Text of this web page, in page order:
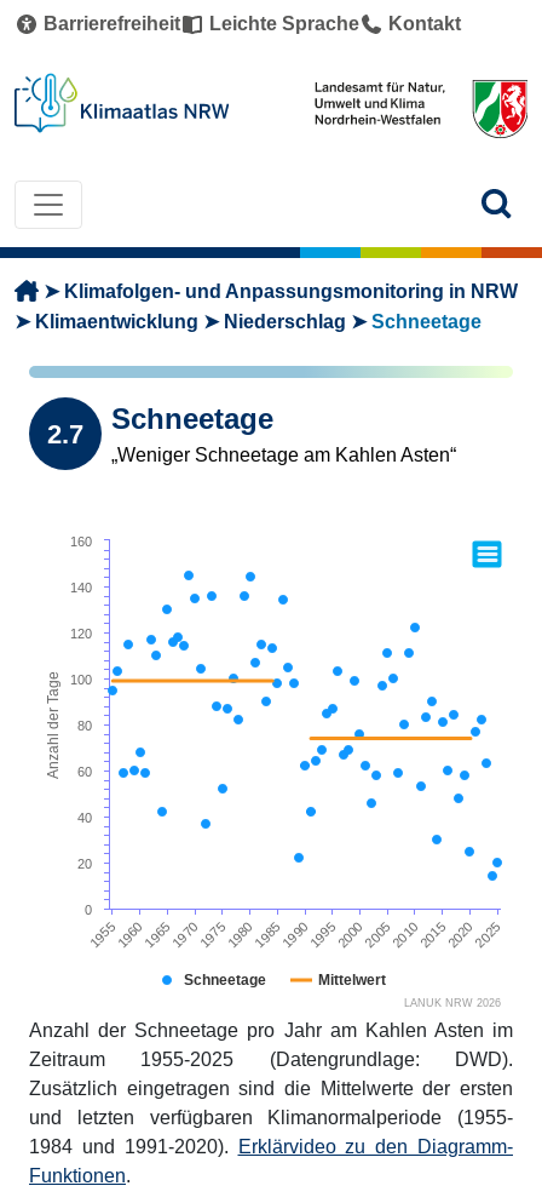
Direkt zum Inhalt
Barrierefreiheit Leichte Sprache Kontakt
Pfadnavigation
Klimafolgen- und Anpassungsmonitoring in NRW
Klimaentwicklung
Niederschlag Schneetage
2.7 Schneetage
„Weniger Schneetage am Kahlen Asten“
Anzahl der Tage
Schneetage Mittelwert
1955 1975 1995 2015
196019651970 198019851990 200020052010 20202025
0
20
40
60
80
100
120
140
160
LANUK NRW 2026
Anzahl der Schneetage pro Jahr am Kahlen Asten im
Zeitraum 1955-2025 (Datengrundlage: DWD).
Zusätzlich eingetragen sind die Mittelwerte der ersten
und letzten verfügbaren Klimanormalperiode (1955-
1984 und 1991-2020).
Erklärvideo zu den Diagramm-
Funktionen.